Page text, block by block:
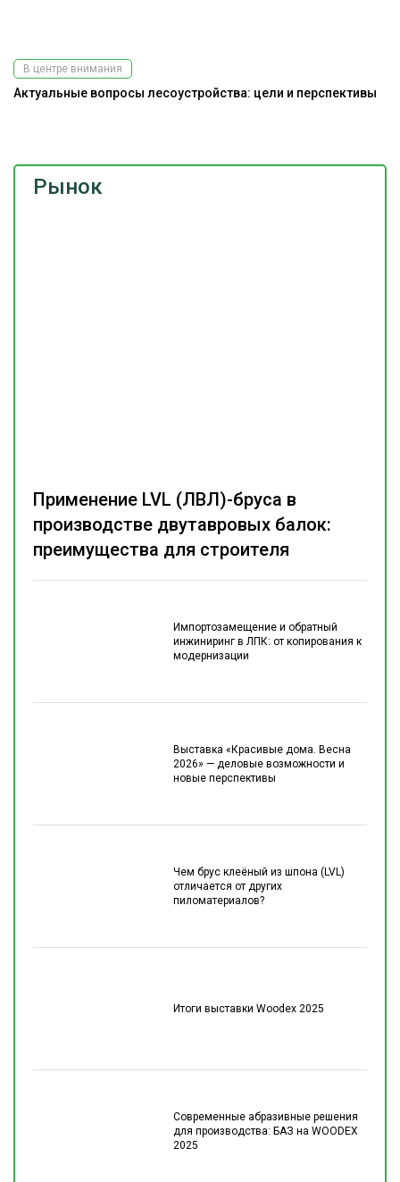
Рынок
Импортозамещение и обратный
инжиниринг в ЛПК: от копирования к
модернизации
Выставка «Красивые дома. Весна
2026» — деловые возможности и
новые перспективы
Чем брус клеёный из шпона (LVL)
отличается от других
пиломатериалов?
Итоги выставки Woodex 2025
Современные абразивные решения
для производства: БАЗ на WOODEX
2025
Применение LVL (ЛВЛ)-бруса в
производстве двутавровых балок:
преимущества для строителя
В центре внимания
Актуальные вопросы лесоустройства: цели и перспективы